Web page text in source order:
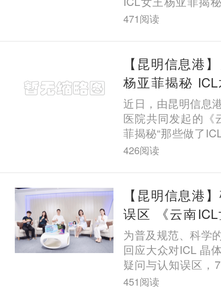
人后来都怎么样了”
光矫正
471阅读
【昆明信息港
杨亚菲揭秘
年、五年的他
了？
近日，由昆明信息
医院共同发起的《
菲揭秘“那些做了
样了”》系列主题科
长期
426阅读
【昆明信息港
误区 《云南
秘“那些做了
么样了”》系列
为普及规范、科学
回应大众对ICL 晶
疑问与认知误区，
信息港与昆明艾维
451阅读